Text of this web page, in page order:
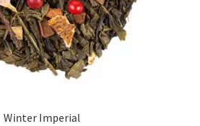
Winter Imperial